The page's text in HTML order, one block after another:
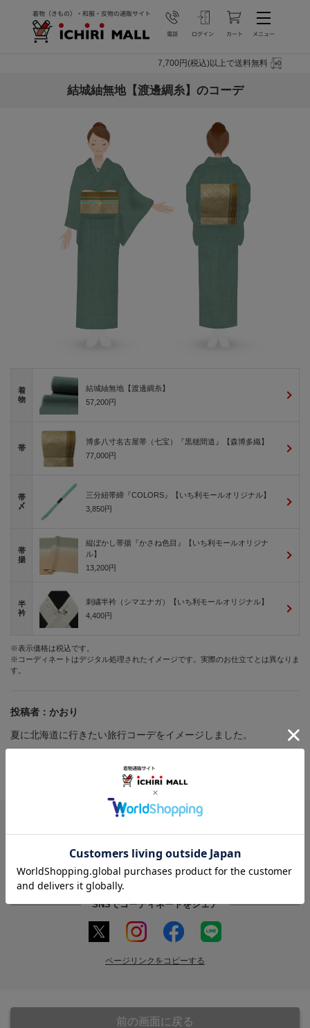
7,700円(税込)以上で送料無料
結城紬無地【渡邊綢糸】のコーデ
着
物
結城紬無地【渡邊綢糸】
57,200円
帯
博多八寸名古屋帯（七宝）『黒穂間道』【森博多織】
77,000円
帯
〆
三分紐帯締『COLORS』【いち利モールオリジナル】
3,850円
帯
揚
縦ぼかし帯揚『かさね色目』【いち利モールオリジナ
ル】
13,200円
半
衿
刺繍半衿（シマエナガ）【いち利モールオリジナル】
4,400円
※表示価格は税込です。
※コーディネートはデジタル処理されたイメージです。実際のお仕立てとは異なりま
す。
投稿者： かおり
夏に北海道に行きたい旅行コーデをイメージしました。
このコーディネートを画像で保存
※Chrome、Safariなどのブラウザからご利用ください
SNSでコーディネートをシェア
ページリンクをコピーする
前の画面に戻る